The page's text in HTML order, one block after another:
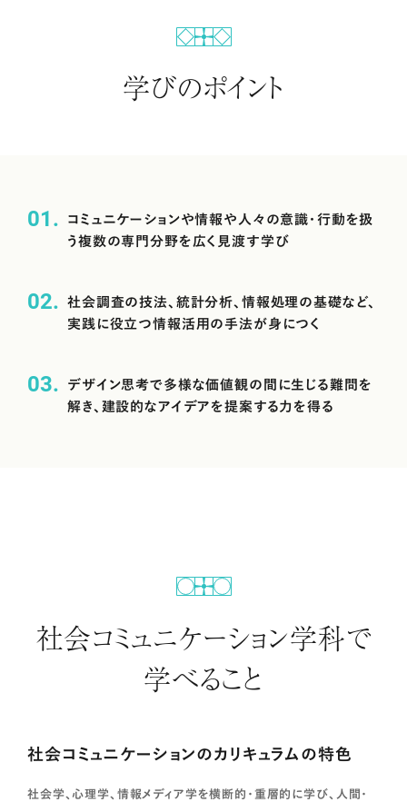
学びのポイント
01
コミュニケーションや情報や人々の意識・行動を扱
う複数の専門分野を広く見渡す学び
02
社会調査の技法、統計分析、情報処理の基礎など、
実践に役立つ情報活用の手法が身につく
03
デザイン思考で多様な価値観の間に生じる難問を
解き、建設的なアイデアを提案する力を得る
社会コミュニケーション学科で
学べること
社会コミュニケーションのカリキュラムの特色
社会学、心理学、情報メディア学を横断的・重層的に学び、人間・